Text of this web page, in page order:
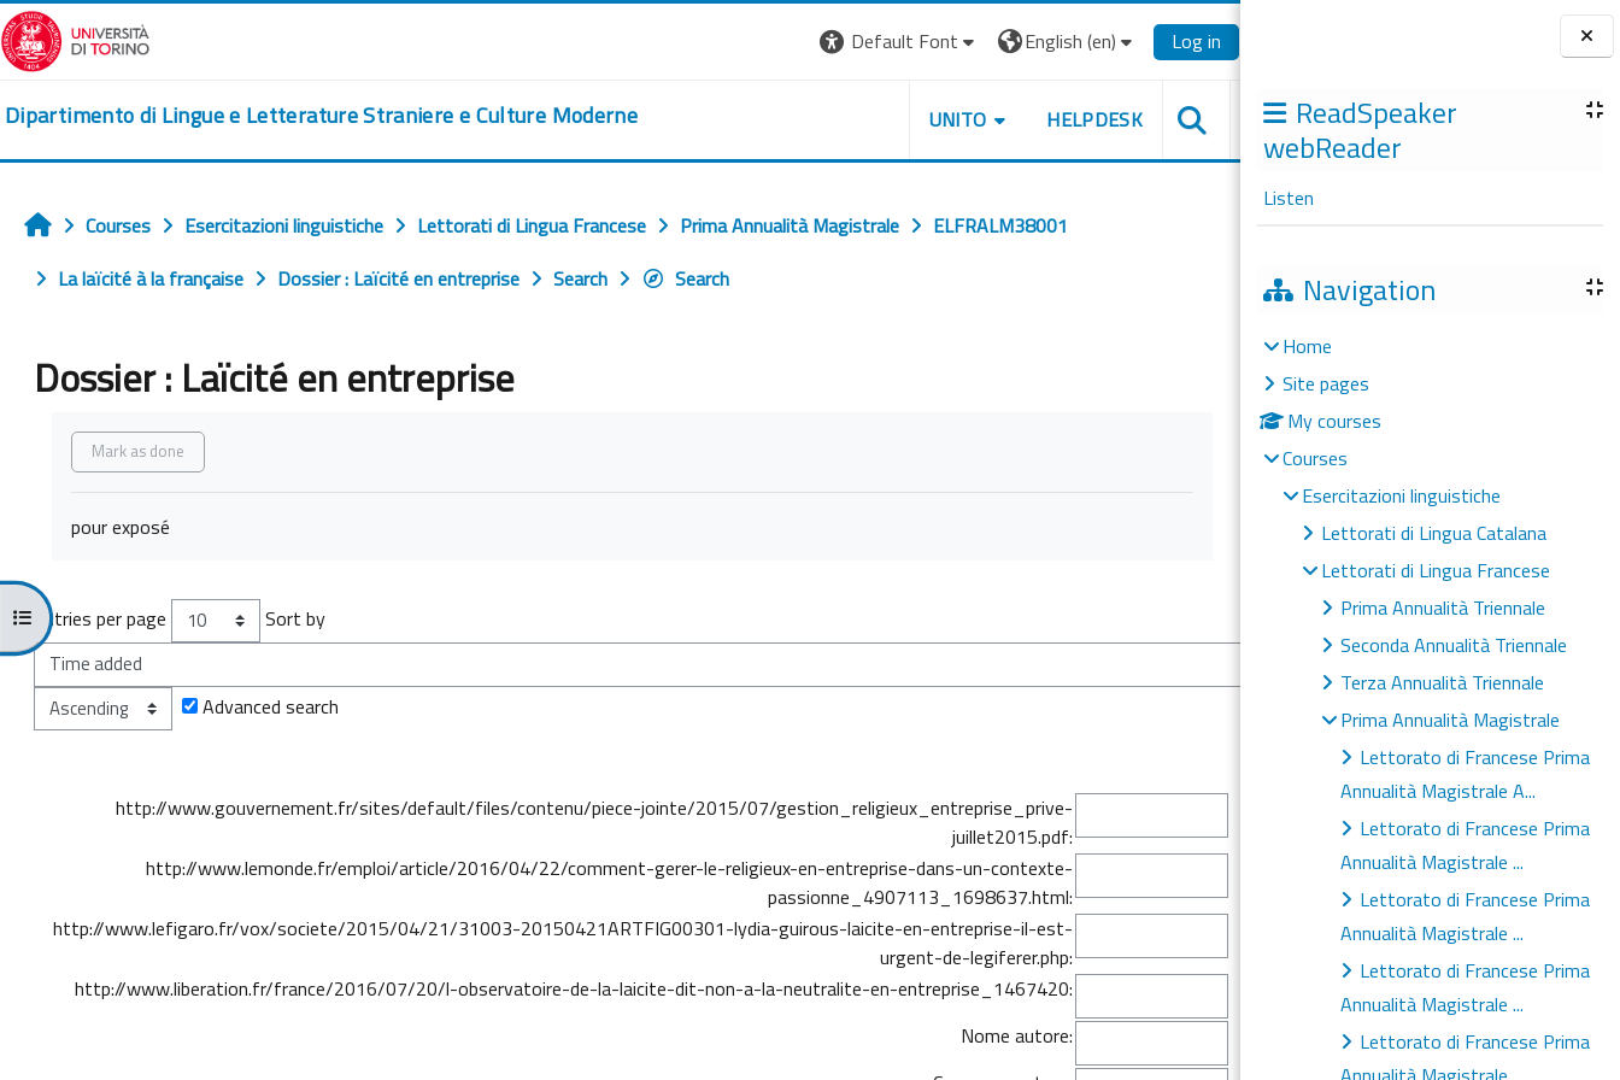
Skip to main content
Blocks
ReadSpeaker
webReader
Listen
Navigation
Home
Site pages
My courses
Courses
Esercitazioni linguistiche
Lettorati di Lingua Catalana
Lettorati di Lingua Francese
Prima Annualità Triennale
Seconda Annualità Triennale
Terza Annualità Triennale
Prima Annualità Magistrale
Lettorato di Francese Prima
Annualità Magistrale A...
Lettorato di Francese Prima
Annualità Magistrale ...
Lettorato di Francese Prima
Annualità Magistrale ...
Lettorato di Francese Prima
Annualità Magistrale ...
Lettorato di Francese Prima
Default Font English ‎(en)‎ Log in
Dipartimento di Lingue e Letterature Straniere e Culture Moderne UNITO HELPDESK
Open course index
Home
Courses Esercitazioni linguistiche Lettorati di Lingua Francese Prima Annualità Magistrale
ELFRALM38001
La laïcité à la française
Dossier : Laïcité en entreprise Search Search
Dossier : Laïcité en entreprise
Completion requirements
Mark as done
pour exposé
Entries per page
Sort by
Advanced search
http://www.gouvernement.fr/sites/default/files/contenu/piece-jointe/2015/07/gestion_religieux_entreprise_prive-
juillet2015.pdf:
http://www.lemonde.fr/emploi/article/2016/04/22/comment-gerer-le-religieux-en-entreprise-dans-un-contexte-
passionne_4907113_1698637.html:
http://www.lefigaro.fr/vox/societe/2015/04/21/31003-20150421ARTFIG00301-lydia-guirous-laicite-en-entreprise-il-est-
urgent-de-legiferer.php:
http://www.liberation.fr/france/2016/07/20/l-observatoire-de-la-laicite-dit-non-a-la-neutralite-en-entreprise_1467420:
Nome autore: